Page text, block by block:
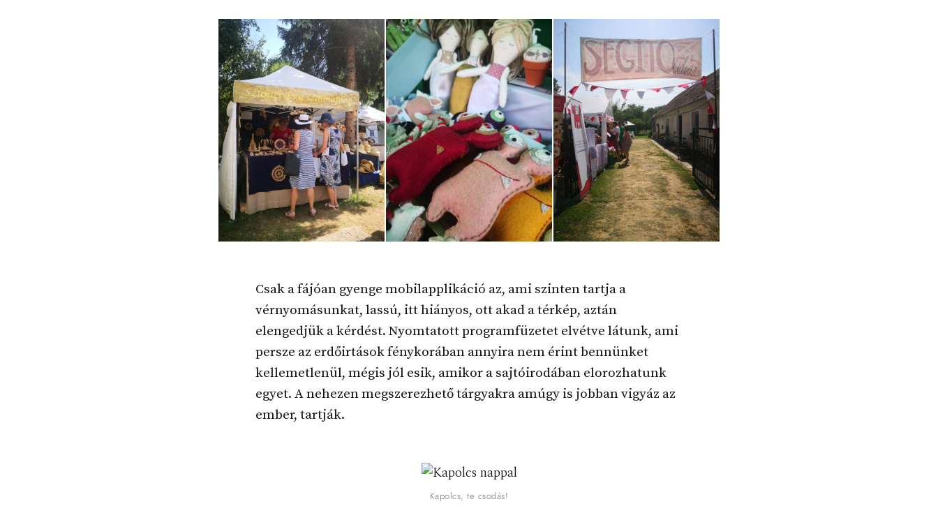
Csak a fájóan gyenge mobilapplikáció az, ami szinten tartja a
vérnyomásunkat, lassú, itt hiányos, ott akad a térkép, aztán
elengedjük a kérdést. Nyomtatott programfüzetet elvétve látunk, ami
persze az erdőirtások fénykorában annyira nem érint bennünket
kellemetlenül, mégis jól esik, amikor a sajtóirodában elorozhatunk
egyet. A nehezen megszerezhető tárgyakra amúgy is jobban vigyáz az
ember, tartják.
Kapolcs, te csodás!